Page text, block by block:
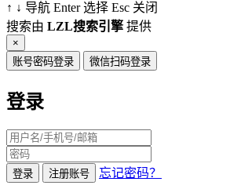
↑ ↓ 导航 Enter选择 Esc 关闭
搜索由 LZL搜索引擎提供
×
账号密码登录
微信扫码登录
登录
登录 注册账号 忘记密码？